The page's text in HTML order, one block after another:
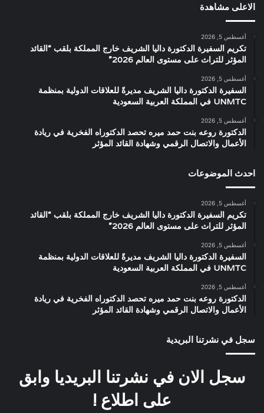
الاعلى مشاهدة
أغسطس 5, 2026
تكريم السفيرة الدكتورة داليا الشريف خارج المملكة بلقب “القائد
المؤثر للتراث على مستوى العالم 2026”
أغسطس 5, 2026
السفيرة الدكتورة داليا الشريف مديرةً للعلاقات الدولية بمنظمة
UNMTC في المملكة العربية السعودية
أغسطس 5, 2026
الدكتورة روعه بنت حمد ميره تحصد الدكتوراه الفخرية في ريادة
الأعمال والاتصال الرقمي وشهادة القائد المؤثر
احدث الموضوعات
أغسطس 5, 2026
تكريم السفيرة الدكتورة داليا الشريف خارج المملكة بلقب “القائد
المؤثر للتراث على مستوى العالم 2026”
أغسطس 5, 2026
السفيرة الدكتورة داليا الشريف مديرةً للعلاقات الدولية بمنظمة
UNMTC في المملكة العربية السعودية
أغسطس 5, 2026
الدكتورة روعه بنت حمد ميره تحصد الدكتوراه الفخرية في ريادة
الأعمال والاتصال الرقمي وشهادة القائد المؤثر
سجل في نشرتنا البريدية
سجل الان في نشرتنا البريديا وابق
على اطلاع !